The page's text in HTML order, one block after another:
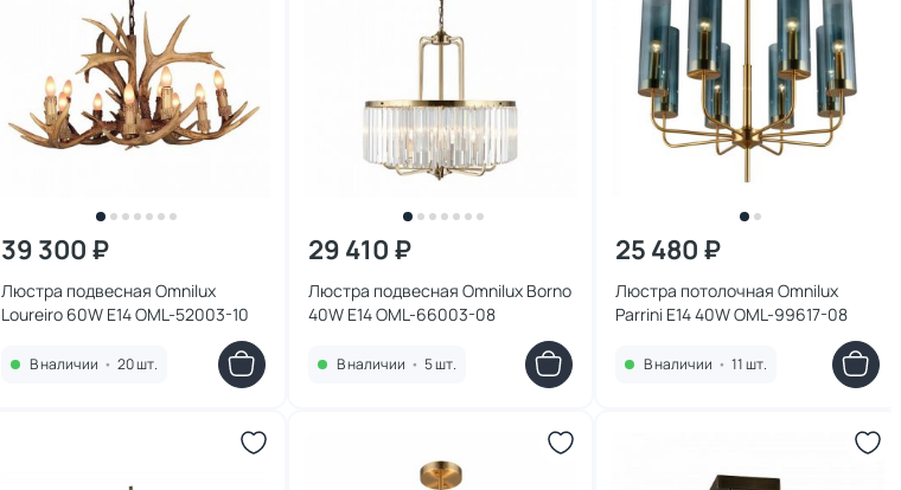
39 300 ₽
Люстра подвесная Omnilux
Loureiro 60W E14 OML-52003-10
В наличии • 20 шт.
29 410 ₽
Люстра подвесная Omnilux Borno
40W E14 OML-66003-08
В наличии • 5 шт.
25 480 ₽
Люстра потолочная Omnilux
Parrini E14 40W OML-99617-08
В наличии • 11 шт.